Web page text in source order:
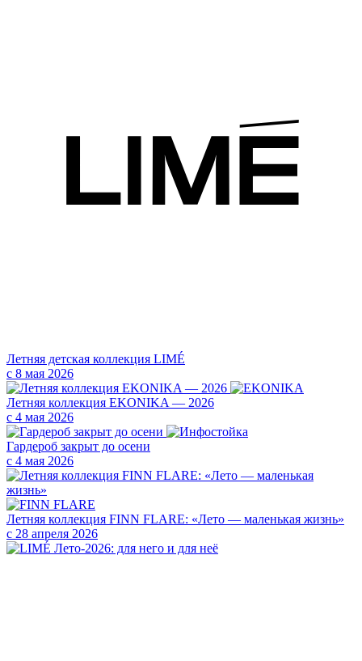
Летняя детская коллекция LIMÉ
с 8 мая 2026
Летняя коллекция EKONIKA — 2026
с 4 мая 2026
Гардероб закрыт до осени
с 4 мая 2026
Летняя коллекция FINN FLARE: «Лето — маленькая жизнь»
с 28 апреля 2026